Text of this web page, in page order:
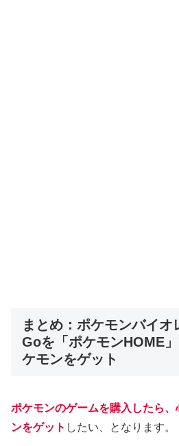
まとめ：ポケモンバイオ
Goを「ポケモンHOME
ケモンをゲット
ポケモンのゲームを購入したら
ンをゲット したい、となります。